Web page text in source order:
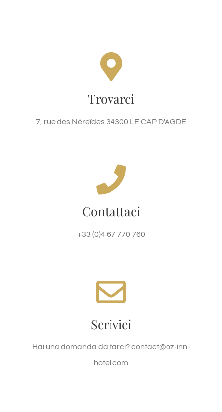
Trovarci
7, rue des Néreïdes 34300 LE CAP D'AGDE
Oz'inn Hotel & Spa
Contattaci
+33 (0)4 67 770 760
24H/24 & 7D/7
Scrivici
Hai una domanda da farci? contact@oz-inn-
hotel.com
Contatto
Email contact@oz-inn-hotel.com
NOUS ENVOYER UN @